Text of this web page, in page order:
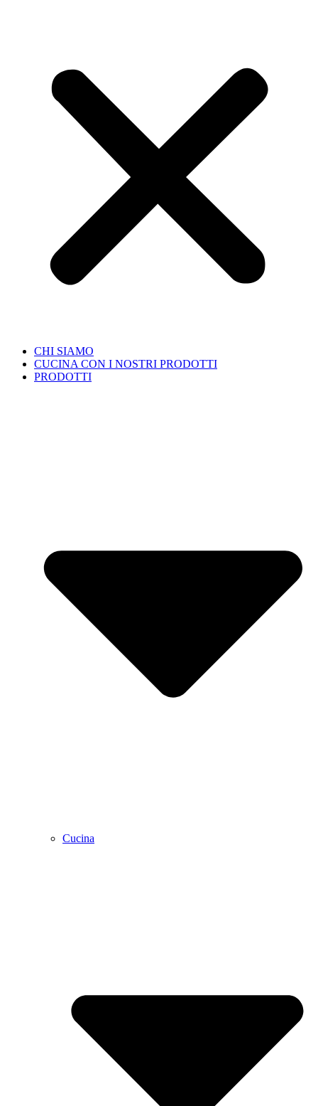
CHI SIAMO
CUCINA CON I NOSTRI PRODOTTI
PRODOTTI
Cucina